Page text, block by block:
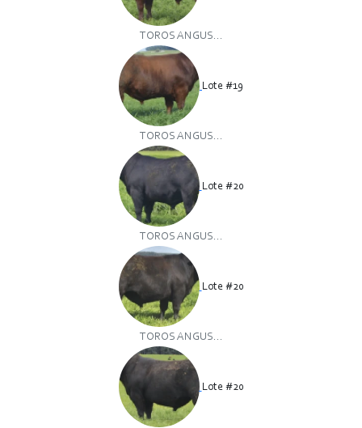
TOROS ANGUS...
Lote #19
TOROS ANGUS...
Lote #20
TOROS ANGUS...
Lote #20
TOROS ANGUS...
Lote #20